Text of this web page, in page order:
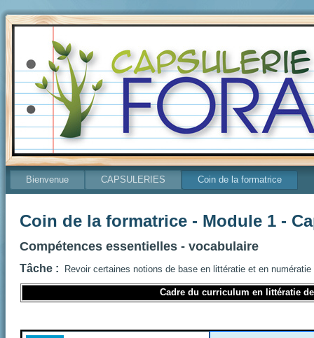
Bienvenue CAPSULERIES Coin de la formatrice
Coin de la formatrice - Module 1 -
Compétences essentielles - vocabulaire
Tâche : Revoir certaines notions de base en littératie et en
Cadre du curriculum en littératie